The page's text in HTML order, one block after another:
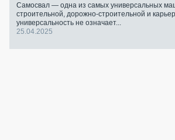
Самосвал — одна из самых универсальных
строительной, дорожно-строительной и
универсальность не означает...
25.04.2025